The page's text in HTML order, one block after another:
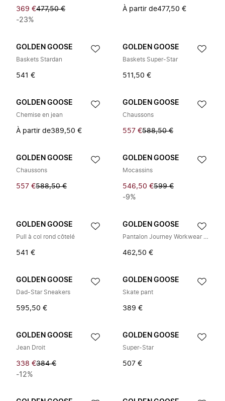
369 €477,50 €
-23%
À partir de477,50 €
GOLDEN GOOSE
Baskets Stardan
541 €
GOLDEN GOOSE
Baskets Super-Star
511,50 €
GOLDEN GOOSE
Chemise en jean
À partir de389,50 €
GOLDEN GOOSE
Chaussons
557 €588,50 €
GOLDEN GOOSE
Chaussons
557 €588,50 €
GOLDEN GOOSE
Mocassins
546,50 €599 €
-9%
GOLDEN GOOSE
Pull à col rond côtelé
541 €
GOLDEN GOOSE
Pantalon Journey Workwear Ample
462,50 €
GOLDEN GOOSE
Dad-Star Sneakers
595,50 €
GOLDEN GOOSE
Skate pant
389 €
GOLDEN GOOSE
Jean Droit
338 €384 €
-12%
GOLDEN GOOSE
Super-Star
507 €